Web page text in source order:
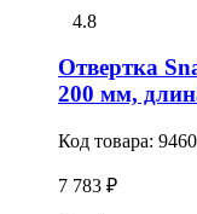
4.8
Отвертка
200 мм,
Код товара:
7 783 ₽